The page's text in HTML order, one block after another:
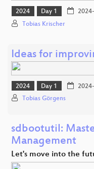
2024 Day 1
Tobias Krischer
Ideas for
2024 Day 1
Tobias Görgens
sdbootutil:
Management
Let's move into the